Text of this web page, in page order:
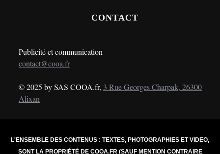
CONTACT
Publicité et communication
contact@cooa.fr
© 2025 by SAS COOA.fr, 3 Rue Georges Charpak, 26300
Alixan
L'ENSEMBLE DES CONTENUS : TEXTES, PHOTOGRAPHIES ET VIDEO,
SONT LA PROPRIÉTÉ DE COOA.FR (SAUF MENTION CONTRAIRE